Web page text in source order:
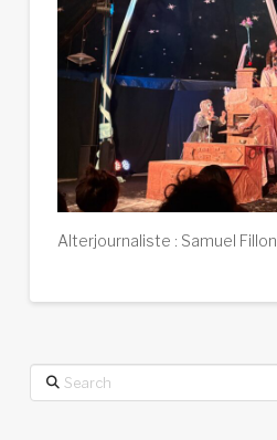
Alterjournaliste : Samuel Fillon
Search